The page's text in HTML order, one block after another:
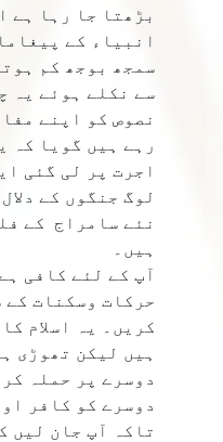
بڑھتا جا رہا ہے
انبیاء کے
سمجھ بوجھ کم
سے نکلے ہوئے یہ
نصوص کو اپنے
رہے ہیں گویا کہ
اجرت پر لی گئی
لوگ جنگوں کے
نئے سامراج کے
ہیں۔
آپ کے لئے کافی
حرکات وسکنات کے
کریں۔ یہ اسلام
ہیں لیکن تھوڑی
دوسرے پر حملہ
دوسرے کو کافر
تاکہ آپ جان لیں